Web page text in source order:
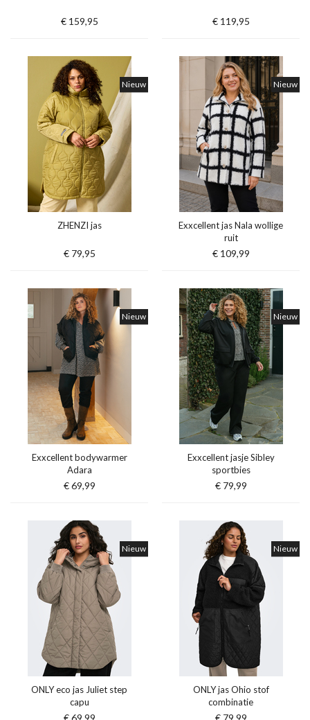
€ 159,95 € 119,95
Nieuw
ZHENZI jas
€ 79,95
Nieuw
Exxcellent jas Nala wollige
ruit
€ 109,99
Nieuw
Exxcellent bodywarmer
Adara
€ 69,99
Nieuw
Exxcellent jasje Sibley
sportbies
€ 79,99
Nieuw
ONLY eco jas Juliet step
capu
€ 69,99
Nieuw
ONLY jas Ohio stof
combinatie
€ 79,99